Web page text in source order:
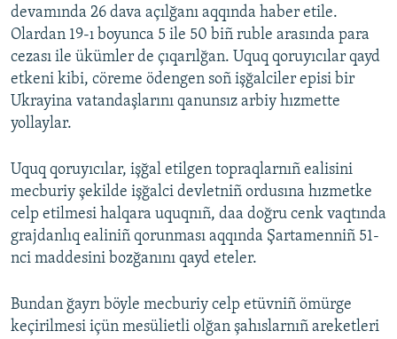
QOŞULIÑIZ!
RFE/RS bütün saytları
devamında 26 dava açılğanı aqqında haber etile.
Olardan 19-ı boyunca 5 ile 50 biñ ruble arasında para
cezası ile ükümler de çıqarılğan. Uquq qoruyıcılar qayd
etkeni kibi, cöreme ödengen soñ işğalciler episi bir
Ukrayina vatandaşlarını qanunsız arbiy hızmette
yollaylar.
Uquq qoruyıcılar, işğal etilgen topraqlarnıñ ealisini
mecburiy şekilde işğalci devletniñ ordusına hızmetke
celp etilmesi halqara uquqnıñ, daa doğru cenk vaqtında
grajdanlıq ealiniñ qorunması aqqında Şartamenniñ 51-
nci maddesini bozğanını qayd eteler.
Bundan ğayrı böyle mecburiy celp etüvniñ ömürge
keçirilmesi içün mesülietli olğan şahıslarnıñ areketleri